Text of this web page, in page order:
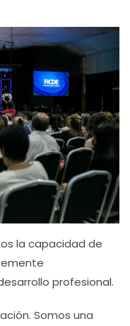
la capacidad de
profesional.
Somos una